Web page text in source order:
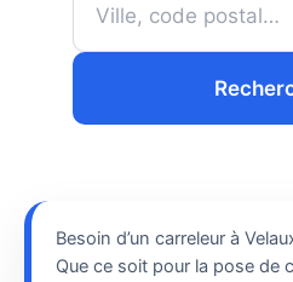
Besoin d’un carreleur à
Que ce soit pour la pose de